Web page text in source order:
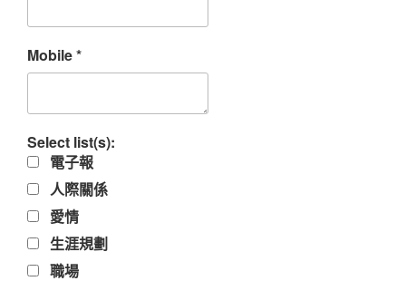
Mobile*
Select list(s):
電子報
人際關係
愛情
生涯規劃
職場